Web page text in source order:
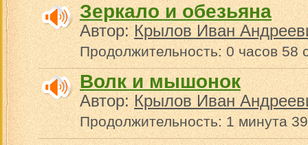
Зеркало и обезьяна
Автор:Крылов Иван
Продолжительность: 0 часов 58
Волк и мышонок
Автор:Крылов Иван
Продолжительность: 1 минута